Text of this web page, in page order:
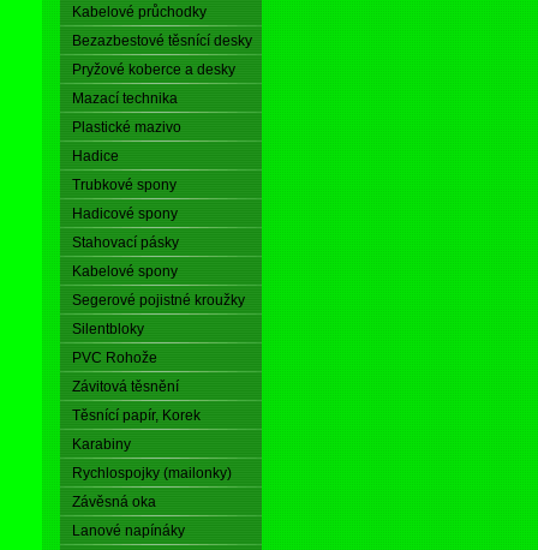
Kabelové průchodky
Bezazbestové těsnící desky
Pryžové koberce a desky
Mazací technika
Plastické mazivo
Hadice
Trubkové spony
Hadicové spony
Stahovací pásky
Kabelové spony
Segerové pojistné kroužky
Silentbloky
PVC Rohože
Závitová těsnění
Těsnící papír, Korek
Karabiny
Rychlospojky (mailonky)
Závěsná oka
Lanové napínáky